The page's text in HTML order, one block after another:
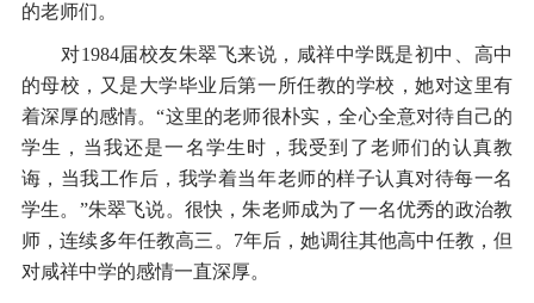
的老师们。
对1984届校友朱翠飞来说，咸祥中学既是初中、高中
的母校，又是大学毕业后第一所任教的学校，她对这里有
着深厚的感情。“这里的老师很朴实，全心全意对待自己的
学生，当我还是一名学生时，我受到了老师们的认真教
诲，当我工作后，我学着当年老师的样子认真对待每一名
学生。”朱翠飞说。很快，朱老师成为了一名优秀的政治教
师，连续多年任教高三。7年后，她调往其他高中任教，但
对咸祥中学的感情一直深厚。